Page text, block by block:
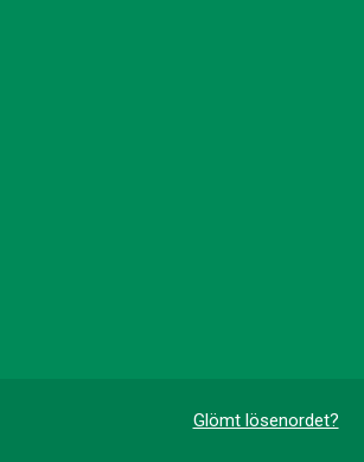
Glömt lösenordet?